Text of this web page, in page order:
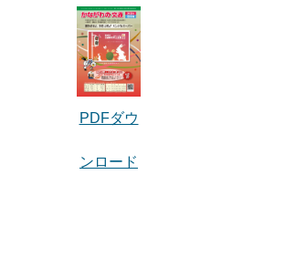
PDFダウ
ンロード